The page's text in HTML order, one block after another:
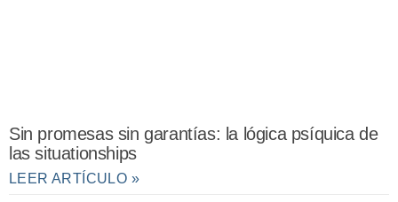
Sin promesas sin garantías: la lógica psíquica de
las situationships
LEER ARTÍCULO »